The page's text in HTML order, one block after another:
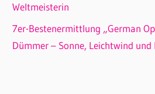
Weltmeisterin
7er-Bestenermittlung „German
Dümmer – Sonne, Leichtwind